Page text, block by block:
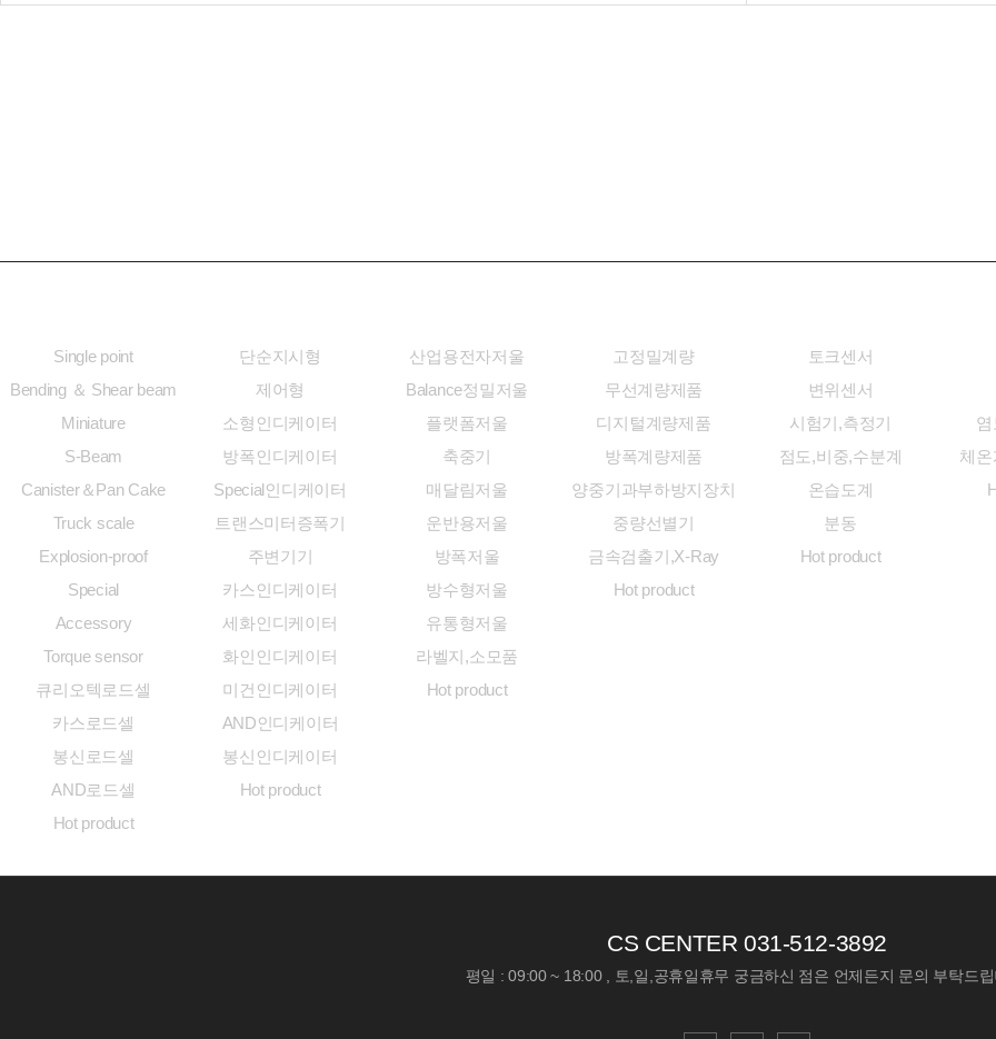
Single point
Bending ＆ Shear beam
Miniature
S-Beam
Canister＆Pan Cake
Truck scale
Explosion-proof
Special
Accessory
Torque sensor
큐리오텍로드셀
카스로드셀
봉신로드셀
AND로드셀
Hot product
단순지시형
제어형
소형인디케이터
방폭인디케이터
Special인디케이터
트랜스미터증폭기
주변기기
카스인디케이터
세화인디케이터
화인인디케이터
미건인디케이터
AND인디케이터
봉신인디케이터
Hot product
산업용전자저울
Balance정밀저울
플랫폼저울
축중기
매달림저울
운반용저울
방폭저울
방수형저울
유통형저울
라벨지,소모품
Hot product
고정밀계량
무선계량제품
디지털계량제품
방폭계량제품
양중기과부하방지장치
중량선별기
금속검출기,X-Ray
Hot product
토크센서
변위센서
시험기,측정기
점도,비중,수분계
온습도계
분동
Hot product
체
CS CENTER 031-512-3892
평일 : 09:00 ~ 18:00 , 토,일,공휴일휴무 궁금하신 점은 언제든지 문의 부탁드